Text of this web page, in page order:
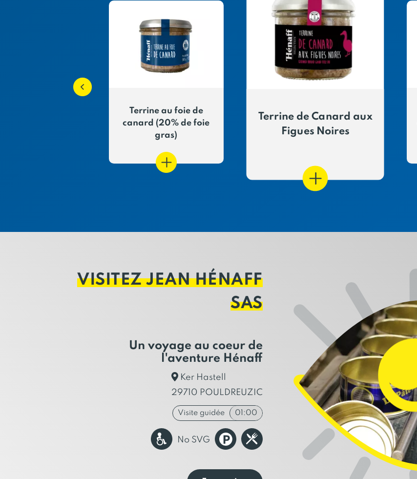
Terrine au foie de
canard (20% de foie
gras)
Terrine de Canard aux
Figues Noires
VISITEZ JEAN HÉNAFF
SAS
Un voyage au coeur de
l'aventure Hénaff
Ker Hastell
29710 POULDREUZIC
Visite guidée 01:00
No SVG